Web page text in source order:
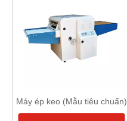
Máy ép keo (Mẫu tiêu chuẩn)